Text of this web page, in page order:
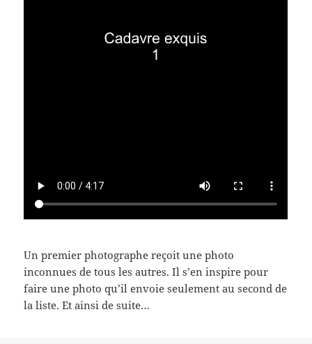
Un premier photographe reçoit une photo
inconnues de tous les autres. Il s’en inspire pour
faire une photo qu’il envoie seulement au second de
la liste. Et ainsi de suite…